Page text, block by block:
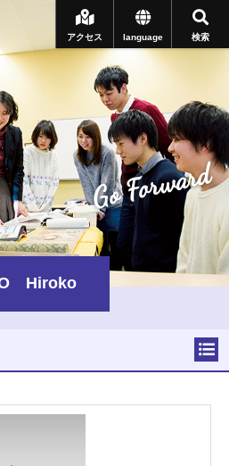
検索
language
アクセス
Go Forward
Hiroko